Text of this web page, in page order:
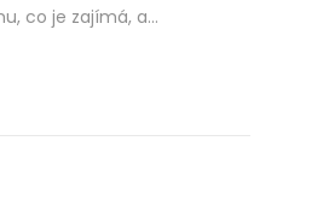
co je zajímá, a…